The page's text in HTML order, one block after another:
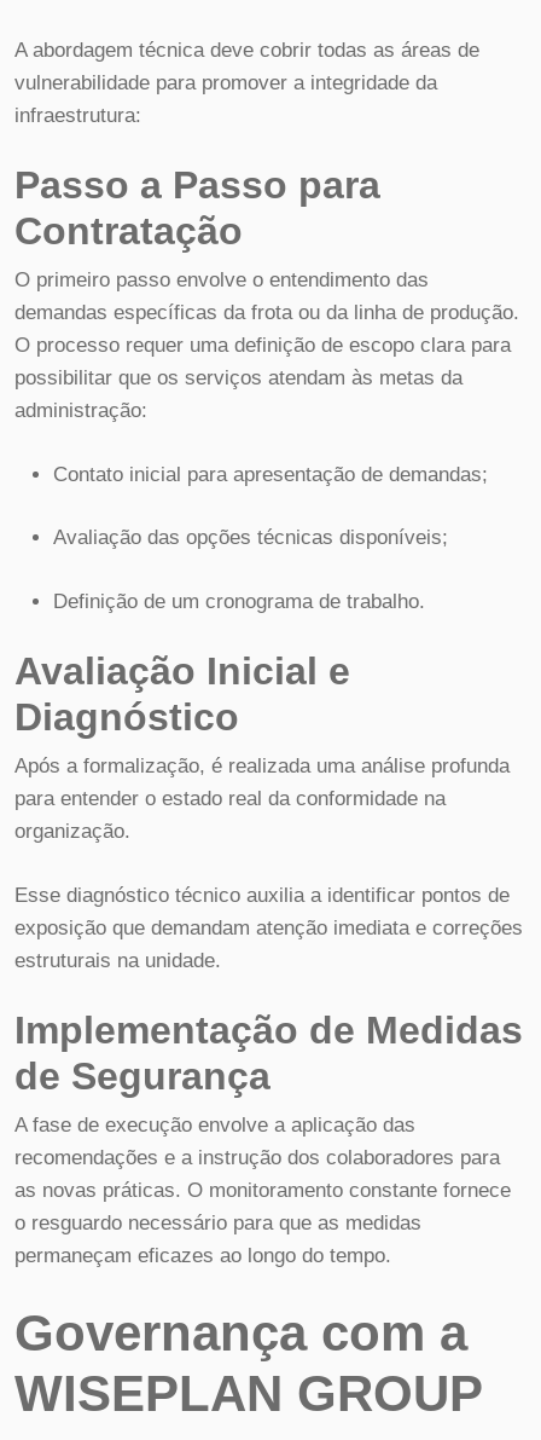
A abordagem técnica deve cobrir todas as áreas de
vulnerabilidade para promover a integridade da
infraestrutura:
Passo a Passo para
Contratação
O primeiro passo envolve o entendimento das
demandas específicas da frota ou da linha de produção.
O processo requer uma definição de escopo clara para
possibilitar que os serviços atendam às metas da
administração:
Contato inicial para apresentação de demandas;
Avaliação das opções técnicas disponíveis;
Definição de um cronograma de trabalho.
Avaliação Inicial e
Diagnóstico
Após a formalização, é realizada uma análise profunda
para entender o estado real da conformidade na
organização.
Esse diagnóstico técnico auxilia a identificar pontos de
exposição que demandam atenção imediata e correções
estruturais na unidade.
Implementação de Medidas
de Segurança
A fase de execução envolve a aplicação das
recomendações e a instrução dos colaboradores para
as novas práticas. O monitoramento constante fornece
o resguardo necessário para que as medidas
permaneçam eficazes ao longo do tempo.
Governança com a
WISEPLAN GROUP